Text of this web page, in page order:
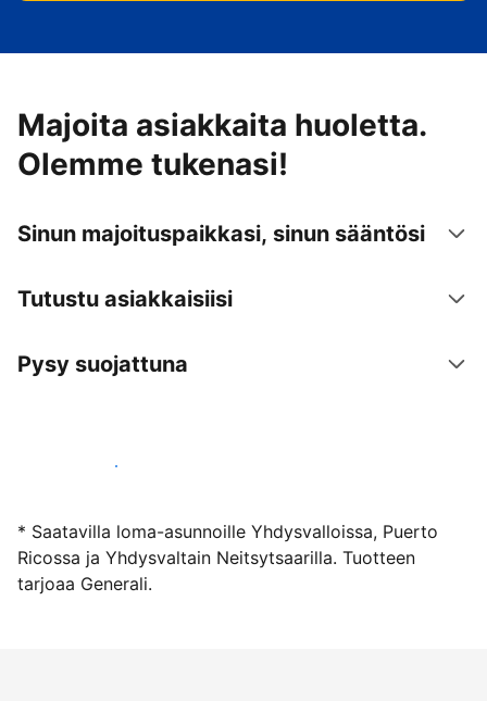
Majoita asiakkaita huoletta.
Olemme tukenasi!
Sinun majoituspaikkasi, sinun sääntösi
Tutustu asiakkaisiisi
Pysy suojattuna
Ryhdy majoittajaksi
* Saatavilla loma-asunnoille Yhdysvalloissa, Puerto
Ricossa ja Yhdysvaltain Neitsytsaarilla. Tuotteen
tarjoaa Generali.